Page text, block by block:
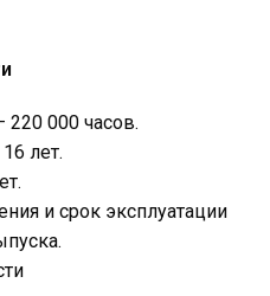
220 000 часов.
лет.
и срок эксплуатации